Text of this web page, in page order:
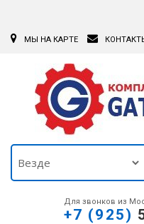
МЫ НА КАРТЕ
Для звонков из
+7 (925)